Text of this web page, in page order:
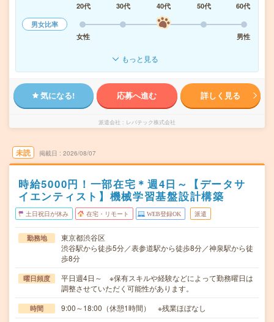
20代 30代 40代 50代
60代
男女比率
女性
男性
もっと見る
気になる! 応募へ進む 詳しく見る
派遣会社 レバテック株式会社
未読 掲載日 2026/08/07
時給5000円！一部在宅＊週4日～【データサ
イエンティスト】機械学習基盤設計構築
土日祝日が休み 在宅・リモート WEB登録OK 派遣
勤務地
東京都渋谷区
渋谷駅から徒歩5分／表参道駅から徒歩8分／神泉駅から徒
歩8分
曜日頻度
平日週4日～ ※保有スキルや経験などによって勤務曜日は
調整させていただく可能性があります。
時間 9:00～18:00（休憩1時間） ※残業ほぼなし